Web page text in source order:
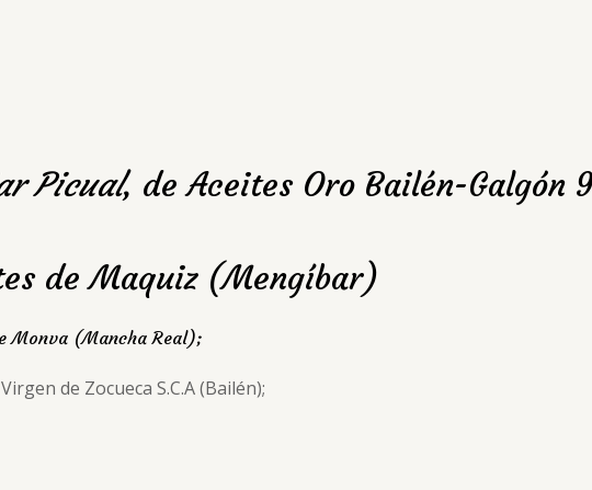
Picual, de Aceites Oro Bailén-Galgón
de Maquiz (Mengíbar)
Monva (Mancha Real);
de Zocueca S.C.A (Bailén);